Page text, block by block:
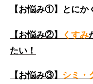
【お悩み①】とにか
【お悩み②】 くすみ
たい！
【お悩み③】 シミ・